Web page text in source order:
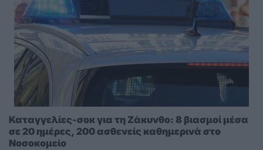
Καταγγελίες-σοκ για τη Ζάκυνθο: 8 βιασμοί μέσα
σε 20 ημέρες, 200 ασθενείς καθημερινά στο
Νοσοκομείο